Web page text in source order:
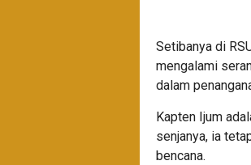
Setibanya di
mengalami
dalam
Kapten Ijum
senjanya, ia
bencana.